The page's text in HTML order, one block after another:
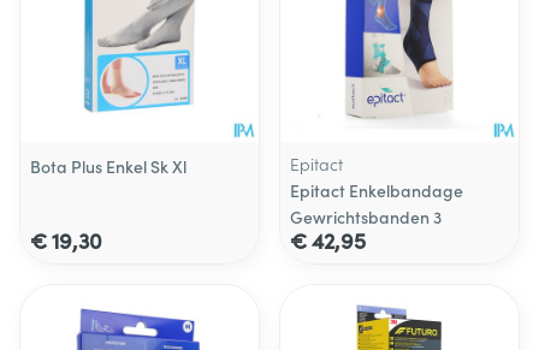
Bota Plus Enkel Sk Xl
€ 19,30
Epitact
Epitact Enkelbandage
Gewrichtsbanden 3
€ 42,95